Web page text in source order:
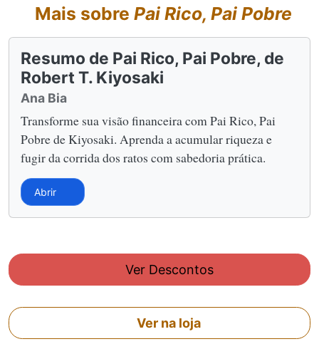
Mais sobre Pai Rico, Pai Pobre
Resumo de Pai Rico, Pai Pobre, de
Robert T. Kiyosaki
Ana Bia
Transforme sua visão financeira com Pai Rico, Pai
Pobre de Kiyosaki. Aprenda a acumular riqueza e
fugir da corrida dos ratos com sabedoria prática.
Abrir
Ver Descontos
Ver na loja